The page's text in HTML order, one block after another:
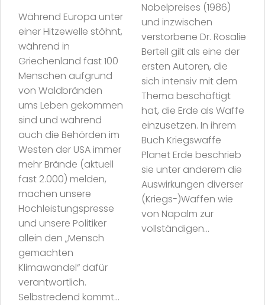
Während Europa unter
einer Hitzewelle stöhnt,
während in
Griechenland fast 100
Menschen aufgrund
von Waldbränden
ums Leben gekommen
sind und während
auch die Behörden im
Westen der USA immer
mehr Brände (aktuell
fast 2.000) melden,
machen unsere
Hochleistungspresse
und unsere Politiker
allein den „Mensch
gemachten
Klimawandel“ dafür
verantwortlich.
Selbstredend kommt...
Nobelpreises (1986)
und inzwischen
verstorbene Dr. Rosalie
Bertell gilt als eine der
ersten Autoren, die
sich intensiv mit dem
Thema beschäftigt
hat, die Erde als Waffe
einzusetzen. In ihrem
Buch Kriegswaffe
Planet Erde beschrieb
sie unter anderem die
Auswirkungen diverser
(Kriegs-)Waffen wie
von Napalm zur
vollständigen...